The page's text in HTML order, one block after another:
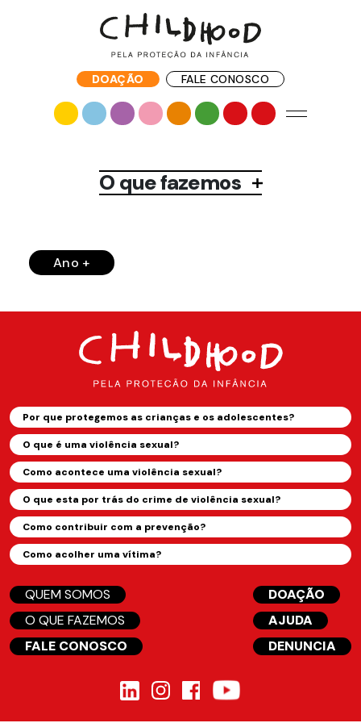
DOAÇÃO FALE CONOSCO
O que fazemos
Ano +
Por que protegemos as crianças e os adolescentes?
O que é uma violência sexual?
Como acontece uma violência sexual?
O que esta por trás do crime de violência sexual?
Como contribuir com a prevenção?
Como acolher uma vítima?
QUEM SOMOS
O QUE FAZEMOS
FALE CONOSCO
DOAÇÃO
AJUDA
DENUNCIA